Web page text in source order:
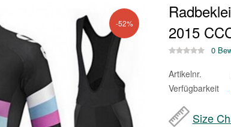
-52%
2015
0
Artikelnr.
Verfügbarkeit
Size